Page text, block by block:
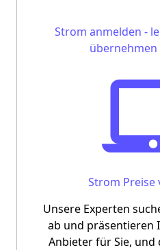
Strom anmelden -
übernehmen
Strom Preise
Unsere Experten
ab und präsentieren
Anbieter für Sie, und